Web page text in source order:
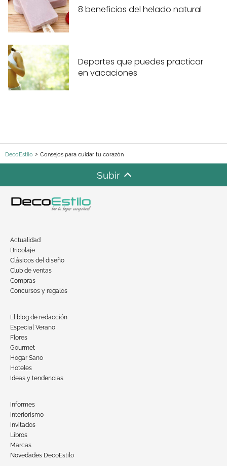
8 beneficios del helado natural
Deportes que puedes practicar
en vacaciones
DecoEstilo Consejos para cuidar tu corazón
Subir
Actualidad
Bricolaje
Clásicos del diseño
Club de ventas
Compras
Concursos y regalos
El blog de redacción
Especial Verano
Flores
Gourmet
Hogar Sano
Hoteles
Ideas y tendencias
Informes
Interiorismo
Invitados
Libros
Marcas
Novedades DecoEstilo